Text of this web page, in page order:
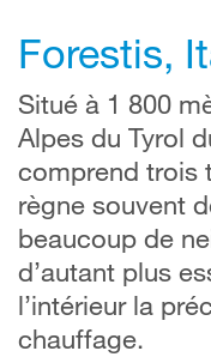
Forestis,
Situé à 1 800
Alpes du Tyrol
comprend trois
règne souvent
beaucoup de
d’autant plus
l’intérieur la
chauffage.